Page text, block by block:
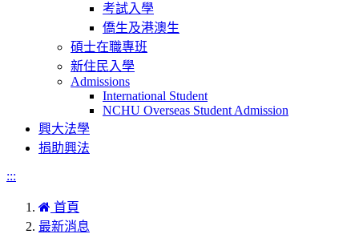
考試入學
僑生及港澳生
碩士在職專班
新住民入學
Admissions
International Student
NCHU Overseas Student Admission
興大法學
捐助興法
:::
首頁
最新消息